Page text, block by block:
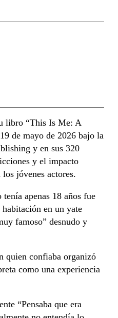
libro “This Is Me: A
de mayo de 2026 bajo la
y en sus 320
y el impacto
jóvenes actores.
apenas 18 años fue
en un yate
famoso” desnudo y
quien confiaba organizó
como una experiencia
“Pensaba que era